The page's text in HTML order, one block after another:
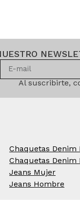
Al suscribirte,
Chaquetas Denim
Chaquetas Denim
Jeans Mujer
Jeans Hombre